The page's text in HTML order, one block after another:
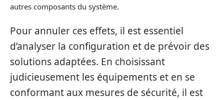
autres composants du système.
Pour annuler ces effets, il est essentiel
d’analyser la configuration et de prévoir des
solutions adaptées. En choisissant
judicieusement les équipements et en se
conformant aux mesures de sécurité, il est